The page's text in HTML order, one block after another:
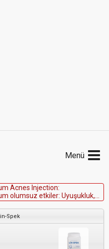
Menü
m Acnes njection:
m o umsuz etki er: Uyuşukuk,
eveanoreksi.Anafilaktik
mkündür.
Spek